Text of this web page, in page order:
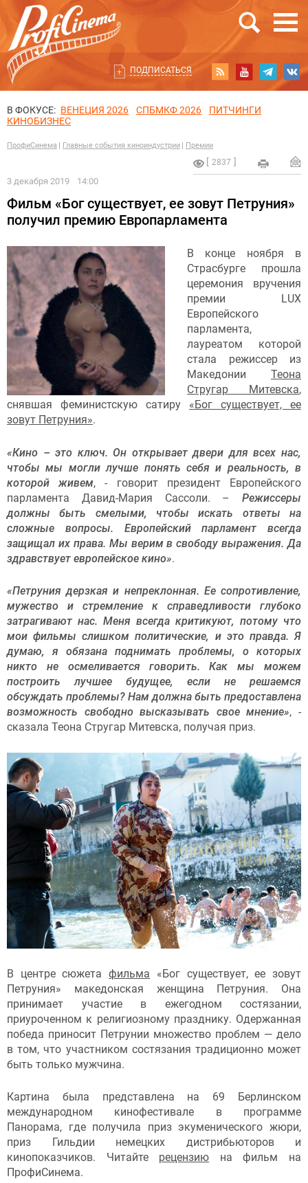
ПОДПИСАТЬСЯ
В ФОКУСЕ: ВЕНЕЦИЯ 2026 СПБМКФ 2026
ПИТЧИНГИ
КИНОБИЗНЕС
ПрофиСинема Главные события киноиндустрии Премии
2837
3 декабря 2019 14:00
Фильм «Бог существует, ее зовут Петруния»
получил премию Европарламента
В конце ноября в
Страсбурге прошла
церемония вручения
премии LUX
Европейского
парламента,
лауреатом которой
стала режиссер из
Македонии Теона
Стругар Митевска,
снявшая феминистскую сатиру «Бог существует, ее
зовут Петруния».
«Кино – это ключ. Он открывает двери для всех нас,
чтобы мы могли лучше понять себя и реальность, в
которой живем, - говорит президент Европейского
парламента Давид-Мария Сассоли. – Режиссеры
должны быть смелыми, чтобы искать ответы на
сложные вопросы. Европейский парламент всегда
защищал их права. Мы верим в свободу выражения. Да
здравствует европейское кино».
«Петруния дерзкая и непреклонная. Ее сопротивление,
мужество и стремление к справедливости глубоко
затрагивают нас. Меня всегда критикуют, потому что
мои фильмы слишком политические, и это правда. Я
думаю, я обязана поднимать проблемы, о которых
никто не осмеливается говорить. Как мы можем
построить лучшее будущее, если не решаемся
обсуждать проблемы? Нам должна быть предоставлена
​​возможность свободно высказывать свое мнение», -
сказала Теона Стругар Митевска, получая приз.
В центре сюжетафильма «Бог существует, ее зовут
Петруния» македонская женщина Петруния. Она
принимает участие в ежегодном состязании,
приуроченном к религиозному празднику. Одержанная
победа приносит Петрунии множество проблем — дело
в том, что участником состязания традиционно может
быть только мужчина.
Картина была представлена на 69 Берлинском
международном кинофестивале в программе
Панорама, где получила приз экуменического жюри,
приз Гильдии немецких дистрибьюторов и
кинопоказчиков. Читайте рецензию на фильм на
ПрофиСинема.